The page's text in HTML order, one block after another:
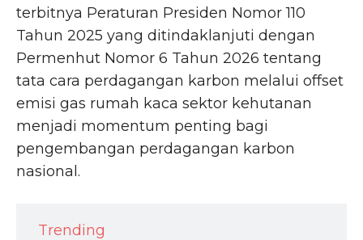
terbitnya Peraturan Presiden Nomor 110
Tahun 2025 yang ditindaklanjuti dengan
Permenhut Nomor 6 Tahun 2026 tentang
tata cara perdagangan karbon melalui offset
emisi gas rumah kaca sektor kehutanan
menjadi momentum penting bagi
pengembangan perdagangan karbon
nasional.
Trending